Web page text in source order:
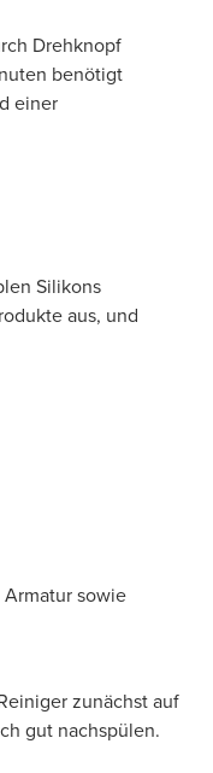
Drehknopf
benötigt
einer
Silikons
aus, und
sowie
zunächst auf
gut nachspülen.